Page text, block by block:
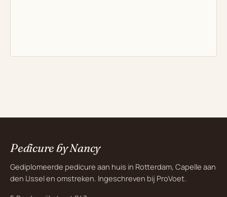
Pedicure by Nancy
Gediplomeerde pedicure aan huis in Rotterdam, Capelle aan
den IJssel en omstreken. Ingeschreven bij ProVoet.